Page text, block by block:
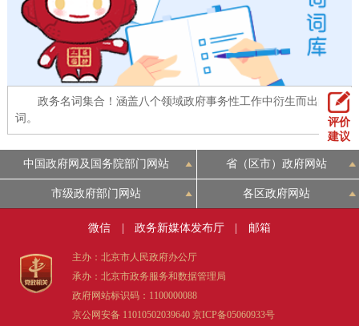
政务名词集合！涵盖八个领域政府事务性工作中衍生而出的名
词。
评价
建议
中国政府网及国务院部门网站 省（区市）政府网站
市级政府部门网站 各区政府网站
微信 | 政务新媒体发布厅 | 邮箱
主办：北京市人民政府办公厅
承办：北京市政务服务和数据管理局
政府网站标识码：1100000088
京公网安备 11010502039640 京ICP备05060933号